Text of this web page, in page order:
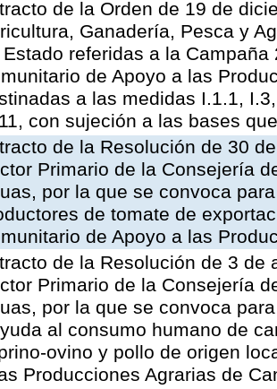
de la Orden de 19 de
Ganadería, Pesca y
referidas a la
de Apoyo a las
a las medidas I.1.1,
con sujeción a las bases
de la Resolución de 30
Primario de la Consejería
por la que se convoca
de tomate de
de Apoyo a las
de la Resolución de 3
Primario de la Consejería
por la que se convoca
al consumo humano de
ovino y pollo de origen
Producciones Agrarias de